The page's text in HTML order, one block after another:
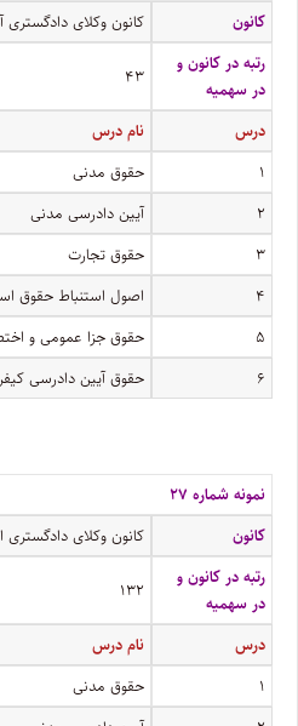
کانون
کانون وکلای دادگستری
رتبه در کانون و
در سهمیه
۴۳
درس
نام درس
۱
حقوق مدنی
۲
آیین دادرسی مدنی
۳
حقوق تجارت
۴
اصول استنباط حقوق
۵
حقوق جزا عمومی و
۶
حقوق آیین دادرسی
نمونه شماره ۲۷
کانون
کانون وکلای دادگستری
رتبه در کانون و
در سهمیه
۱۳۲
درس
نام درس
۱
حقوق مدنی